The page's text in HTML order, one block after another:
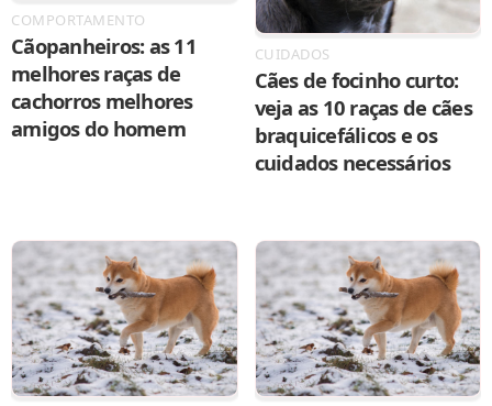
COMPORTAMENTO
Cãopanheiros: as 11
melhores raças de
cachorros melhores
amigos do homem
CUIDADOS
Cães de focinho curto:
veja as 10 raças de cães
braquicefálicos e os
cuidados necessários